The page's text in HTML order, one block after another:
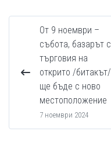
От 9 ноември –
събота, базарът с
търговия на
открито /битакът/
ще бъде с ново
местоположение
7 ноември 2024